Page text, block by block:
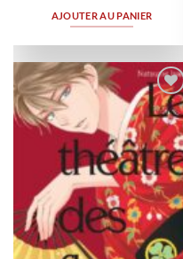
AJOUTER AU PANIER
Ajouter
à la
wishlist